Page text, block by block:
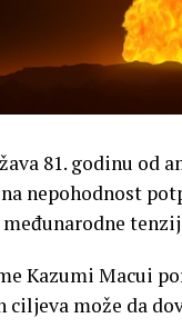
81. godinu od
nepohodnost
Kazumi Macui
može da